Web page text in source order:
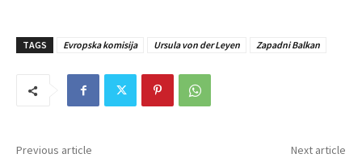
TAGS Evropska komisija Ursula von der Leyen Zapadni Balkan
Previous article Next article